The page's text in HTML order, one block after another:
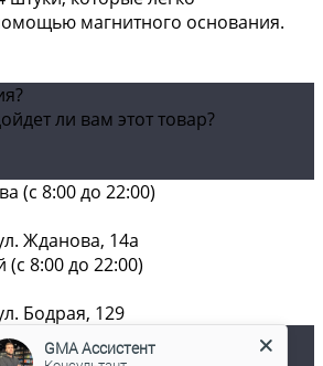
магнитного основания.
ли вам этот товар?
(c 8:00 до 22:00)
Жданова, 14а
8:00 до 22:00)
Бодрая, 129
до 22:00)
GMA Ассистент